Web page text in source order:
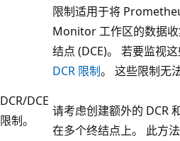
DCR/DCE
限制。
限制适用于将
Monitor 工作区的数据收
结点 (DCE)。 若要监视
DCR 限制。 这些限制无
请考虑创建额外的 DCR
在多个终结点上。 此方